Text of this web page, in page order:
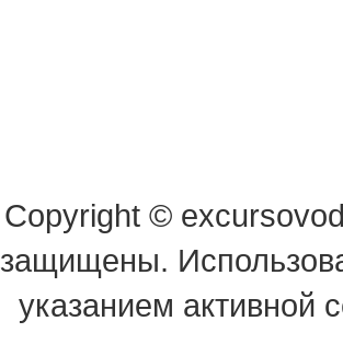
Copyright ©
защищены.
указанием активной